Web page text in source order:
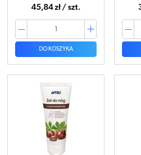
45,84 zł / szt.
DO KOSZYKA